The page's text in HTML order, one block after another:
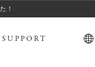
！
SUPPORT